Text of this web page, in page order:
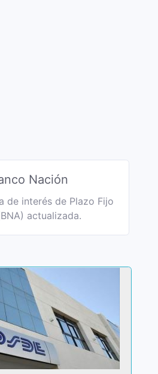
Nación
de interés de Plazo Fijo
actualizada.